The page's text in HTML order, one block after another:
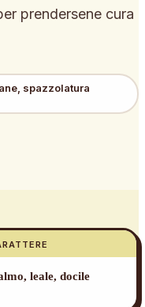
prendersene cura
spazzolatura
leale, docile